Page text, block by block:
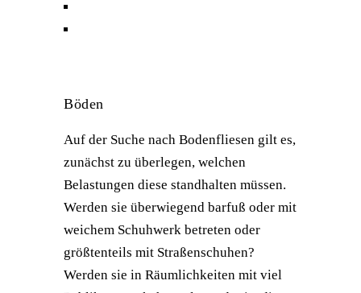
Böden
Auf der Suche nach Bodenfliesen gilt es,
zunächst zu überlegen, welchen
Belastungen diese standhalten müssen.
Werden sie überwiegend barfuß oder mit
weichem Schuhwerk betreten oder
größtenteils mit Straßenschuhen?
Werden sie in Räumlichkeiten mit viel